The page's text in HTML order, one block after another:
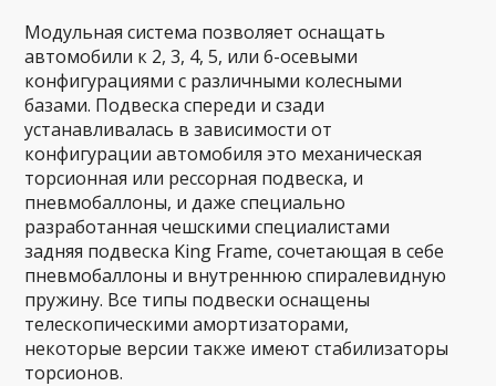
Модульная система позволяет оснащать
автомобили к 2, 3, 4, 5, или 6-осевыми
конфигурациями с различными колесными
базами. Подвеска спереди и сзади
устанавливалась в зависимости от
конфигурации автомобиля это механическая
торсионная или рессорная подвеска, и
пневмобаллоны, и даже специально
разработанная чешскими специалистами
задняя подвеска King Frame, сочетающая в себе
пневмобаллоны и внутреннюю спиралевидную
пружину. Все типы подвески оснащены
телескопическими амортизаторами,
некоторые версии также имеют стабилизаторы
торсионов.